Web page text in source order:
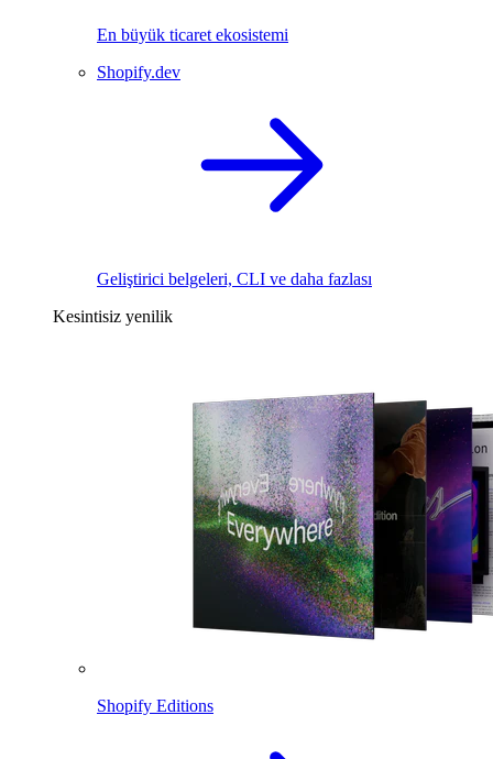
En büyük ticaret ekosistemi
Shopify.dev
Geliştirici belgeleri, CLI ve daha fazlası
Kesintisiz yenilik
Shopify Editions